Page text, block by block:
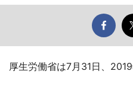
厚生労働省は7月31日、